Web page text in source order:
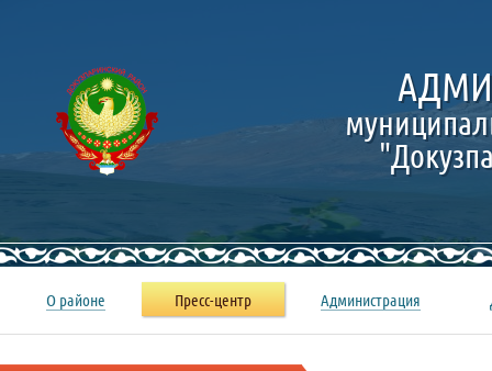
О районе Пресс-центр Администрация